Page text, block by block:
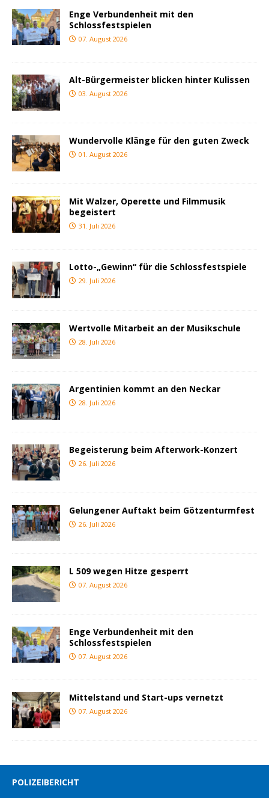
Enge Verbundenheit mit den
Schlossfestspielen
07. August 2026
Alt-Bürgermeister blicken hinter Kulissen
03. August 2026
Wundervolle Klänge für den guten Zweck
01. August 2026
Mit Walzer, Operette und Filmmusik
begeistert
31. Juli 2026
Lotto-„Gewinn“ für die Schlossfestspiele
29. Juli 2026
Wertvolle Mitarbeit an der Musikschule
28. Juli 2026
Argentinien kommt an den Neckar
28. Juli 2026
Begeisterung beim Afterwork-Konzert
26. Juli 2026
Gelungener Auftakt beim Götzenturmfest
26. Juli 2026
L 509 wegen Hitze gesperrt
07. August 2026
Enge Verbundenheit mit den
Schlossfestspielen
07. August 2026
Mittelstand und Start-ups vernetzt
07. August 2026
POLIZEIBERICHT